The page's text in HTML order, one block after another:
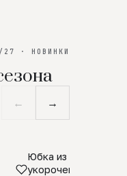
27 · НОВИНКИ
← →
ПРЕДЗАКАЗ
Юбка из
укороченная с